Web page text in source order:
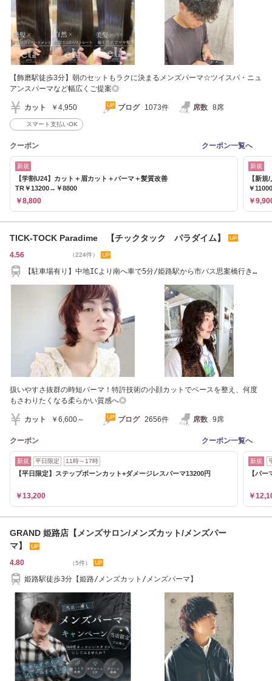
【飾磨駅徒歩3分】朝のセットもラクに決まるメンズパーマ☆ツイスパ・ニュ
アンスパーマなど幅広くご提案◎
カット ￥4,950 ブログ 1073件 席数 8席
スマート支払いOK
クーポン クーポン一覧へ
新規
【学割U24】カット＋眉カット＋パーマ＋髪質改善
TR￥13200→￥8800
￥8,800
新規
【新
￥
￥
TICK-TOCK Paradime 【チックタック パラダイム】
4.56 （224件）
【駐車場有り】中地ICより南へ車で5分/姫路駅から市バス思案橋行き
扱いやすさ抜群の時短パーマ！特許技術の小顔カットでベースを整え、何度
もさわりたくなる柔らかい質感へ◎
カット ￥6,600～ ブログ 2656件 席数 9席
クーポン クーポン一覧へ
新規 平日限定 11時～17時
【平日限定】ステップボーンカット+ダメージレスパーマ13200円
￥13,200
新規
【パ
￥
GRAND 姫路店【メンズサロン/メンズカット/メンズパー
マ】
4.80 （5件）
姫路駅徒歩3分【姫路/メンズカット/メンズパーマ】